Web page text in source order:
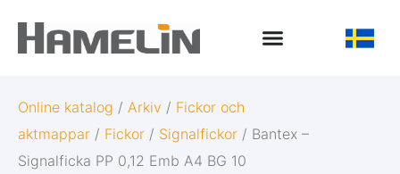
Online katalog / Arkiv / Fickor och
aktmappar / Fickor / Signalfickor / Bantex –
Signalficka PP 0,12 Emb A4 BG 10